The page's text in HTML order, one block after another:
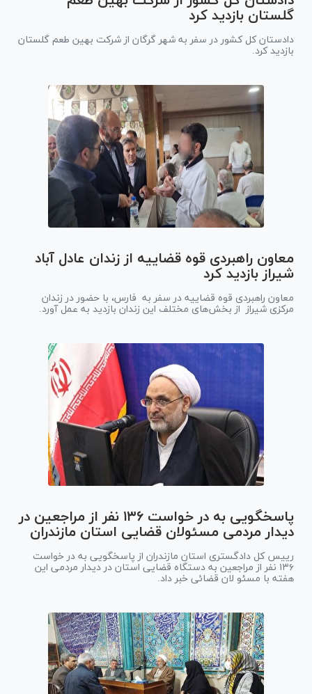
گلستان بازدید کرد
دادستان کل کشور در سفر به شهر گرگان از شرکت بهین طعم گلستان
بازدید کرد.
معاون راهبردی قوه قضاییه از زندان عادل آباد
شیراز بازدید کرد
معاون راهبردی قوه قضاییه در سفر به فارس، با حضور در زندان
مرکزی شیراز از بخش‌های مختلف این زندان بازدید به عمل آورد.
پاسخگویی به در خواست ۱۳۶ نفر از مراجعین در
دیدار مردمی مسئولان قضایی استان مازندران
رییس کل دادگستری استان مازندران از پاسخگویی به در خواست
۱۳۶ نفر از مراجعین به دستگاه قضایی استان در دیدار مردمی این
هفته با مسئو لان قضائی خبر داد.